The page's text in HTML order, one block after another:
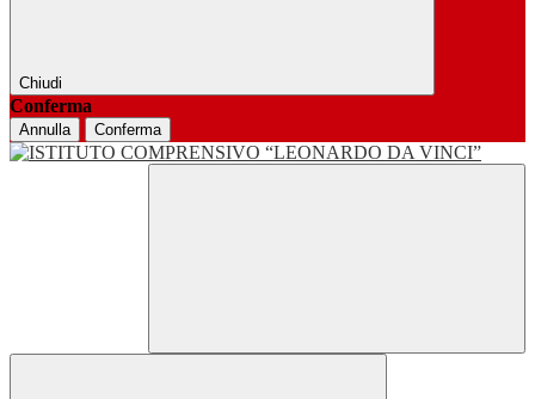
Chiudi
Conferma
Annulla Conferma